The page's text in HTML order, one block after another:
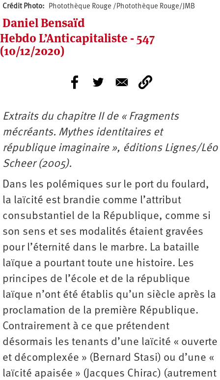
Crédit Photo Photothèque Rouge /Photothèque Rouge/JMB
Daniel Bensaïd
Hebdo L’Anticapitaliste - 547
(10/12/2020)
Extraits du chapitre II de « Fragments
mécréants. Mythes identitaires et
république imaginaire », éditions Lignes/Léo
Scheer (2005).
Dans les polémiques sur le port du foulard,
la laïcité est brandie comme l’attribut
consubstantiel de la République, comme si
son sens et ses modalités étaient gravées
pour l’éternité dans le marbre. La bataille
laïque a pourtant toute une histoire. Les
principes de l’école et de la république
laïque n’ont été établis qu’un siècle après la
proclamation de la première République.
Contrairement à ce que prétendent
désormais les tenants d’une laïcité « ouverte
et décomplexée » (Bernard Stasi) ou d’une «
laïcité apaisée » (Jacques Chirac) (autrement